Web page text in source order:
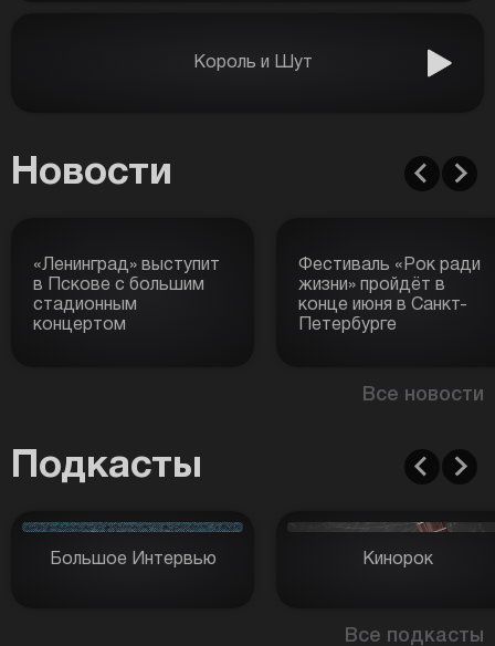
Король и Шут
Новости
«Ленинград» выступит
в Пскове с большим
стадионным
концертом
Фестиваль «Рок ради
жизни» пройдёт в
конце июня в Санкт-
Петербурге
Все новости
Подкасты
Большое Интервью Кинорок
Все подкасты